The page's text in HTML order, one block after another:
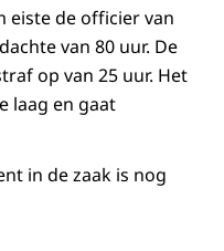
eiste de officier van
van 80 uur. De
op van 25 uur. Het
laag en gaat
in de zaak is nog